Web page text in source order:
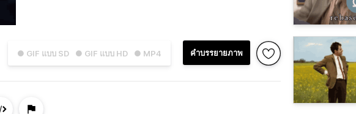
● GIF แบบ SD ● GIF แบบ HD ● MP4 คำบรรยายภาพ